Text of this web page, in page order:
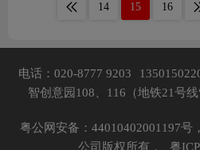
14 15 16
电话：020-8777 9203
智创意园108、116（地铁21号线
粤公网安备：44010402001197号，
公司版权所有，
粤